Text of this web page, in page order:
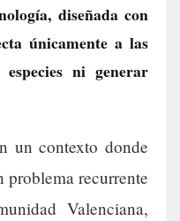
diseñada con
únicamente a las
ni generar
un contexto donde
problema recurrente
Valenciana,